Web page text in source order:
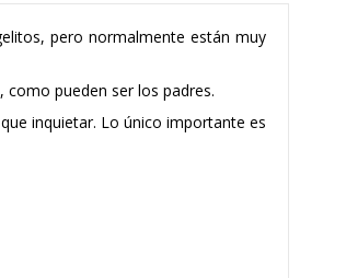
pero normalmente están muy
como pueden ser los padres.
inquietar. Lo único importante es